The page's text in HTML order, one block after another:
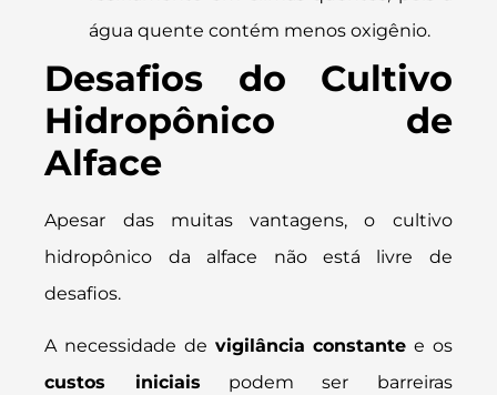
água quente contém menos oxigênio.
Desafios do Cultivo
Hidropônico de
Alface
Apesar das muitas vantagens, o cultivo
hidropônico da alface não está livre de
desafios.
A necessidade de vigilância constante e os
custos iniciais podem ser barreiras